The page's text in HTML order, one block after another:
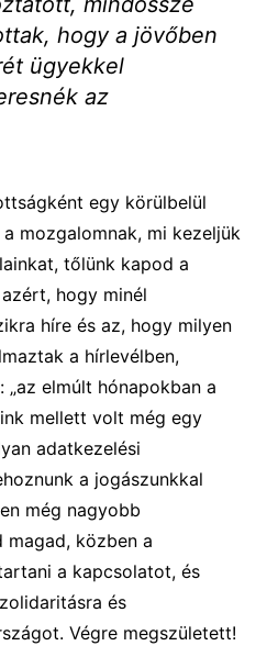
hogy a jövőben
ügyekkel
az
egy körülbelül
mozgalomnak, mi kezeljük
tőlünk kapod a
hogy minél
híre és az, hogy milyen
a hírlevélben,
elmúlt hónapokban a
mellett volt még egy
adatkezelési
a jogászunkkal
még nagyobb
magad, közben a
a kapcsolatot, és
és
Végre megszületett!